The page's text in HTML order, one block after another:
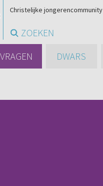
Christelijke jongerencommunity
ZOEKEN
VRAGEN DWARS